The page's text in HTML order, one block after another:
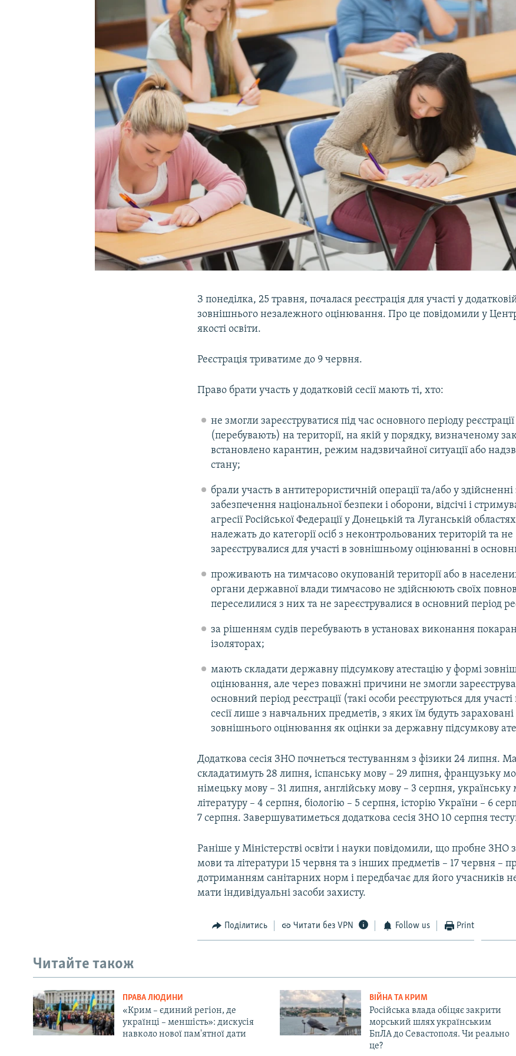
УКРАЇНСЬКА ПРОБЛЕМА КРИМУ
З понеділка, 25 травня, почалася реєстрація для участі у додатковій
зовнішнього незалежного оцінювання. Про це повідомили у
якості освіти.
Реєстрація триватиме до 9 червня.
Право брати участь у додатковій сесії мають ті, хто:
не змогли зареєструватися під час основного періоду
(перебувають) на території, на якій у порядку, визначеному
встановлено карантин, режим надзвичайної ситуації або
стану;
брали участь в антитерористичній операції та/або у здійсненні
забезпечення національної безпеки і оборони, відсічі і
агресії Російської Федерації у Донецькій та Луганській
належать до категорії осіб з неконтрольованих територій та не
зареєструвалися для участі в зовнішньому оцінюванні в
проживають на тимчасово окупованій території або в
органи державної влади тимчасово не здійснюють своїх
переселилися з них та не зареєструвалися в основний період
за рішенням судів перебувають в установах виконання
ізоляторах;
мають складати державну підсумкову атестацію у формі
оцінювання, але через поважні причини не змогли
основний період реєстрації (такі особи реєструються для участі
сесії лише з навчальних предметів, з яких їм будуть зараховані
зовнішнього оцінювання як оцінки за державну підсумкову
Додаткова сесія ЗНО почнеться тестуванням з фізики 24 липня.
складатимуть 28 липня, іспанську мову – 29 липня, французьку
німецьку мову – 31 липня, англійську мову – 3 серпня, українську
літературу – 4 серпня, біологію – 5 серпня, історію України – 6
7 серпня. Завершуватиметься додаткова сесія ЗНО 10 серпня
Раніше у Міністерстві освіти і науки повідомили, що пробне ЗНО з
мови та літератури 15 червня та з інших предметів – 17 червня –
дотриманням санітарних норм і передбачає для його учасників
мати індивідуальні засоби захисту.
Поділитись Читати без VPN Follow us Print
Читайте також
ПРАВА ЛЮДИНИ
«Крим – єдиний регіон, де
українці – меншість»: дискусія
навколо нової пам'ятної дати
ВІЙНА ТА КРИМ
Російська влада обіцяє закрити
морський шлях українським
БпЛА до Севастополя. Чи реально
це?